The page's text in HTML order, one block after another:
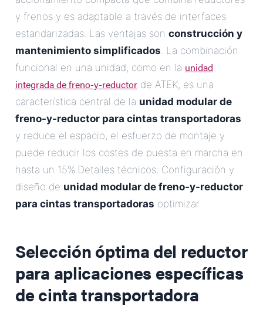
y frenos y es adaptable a través de interfaces
estandarizadas. Las ventajas son construcción y
mantenimiento simplificados. La combinación
funcional en una unidad, como en la unidad
integrada de freno-y-reductor de ATEK, es una
característica central de la unidad modular de
freno-y-reductor para cintas transportadoras
y reduce el espacio, el esfuerzo de montaje y
puede reducir los costes de puesta en marcha en
hasta un 15%.Detalles técnicos: Configuración y
diseño de unidad modular de freno-y-reductor
para cintas transportadoras optimizar
Selección óptima del reductor
para aplicaciones específicas
de cinta transportadora